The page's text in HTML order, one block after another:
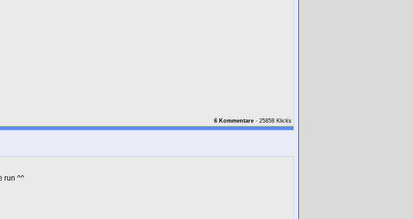
6 Kommentare - 25858 Klicks
run ^^